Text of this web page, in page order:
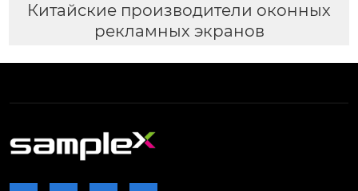
Китайские производители оконных
рекламных экранов